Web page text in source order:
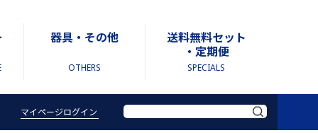
器具・その他
OTHERS
送料無料セット
・定期便
SPECIALS
マイページログイン